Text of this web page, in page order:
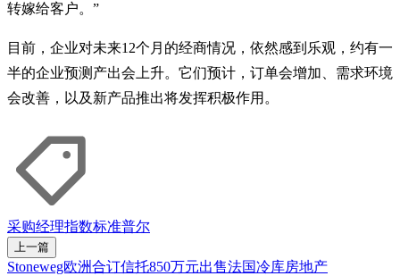
转嫁给客户。”
目前，企业对未来12个月的经商情况，依然感到乐观，约有一
半的企业预测产出会上升。它们预计，订单会增加、需求环境
会改善，以及新产品推出将发挥积极作用。
采购经理指数标准普尔
上一篇
Stoneweg欧洲合订信托850万元出售法国冷库房地产